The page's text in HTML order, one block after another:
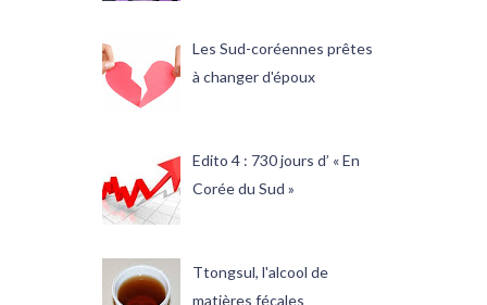
Les Sud-coréennes prêtes
à changer d'époux
Edito 4 : 730 jours d’ « En
Corée du Sud »
Ttongsul, l'alcool de
matières fécales